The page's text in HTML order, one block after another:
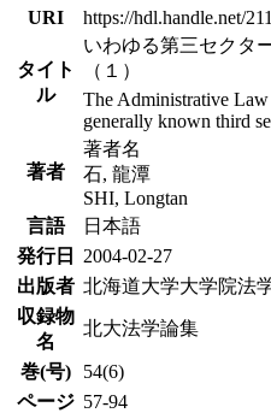
URI
https://hdl.handle.net/
タイト
ル
いわゆる第三セクタ
（１）
The Administrative
generally known third
著者
著者名
石, 龍潭
SHI, Longtan
言語
日本語
発行日
2004-02-27
出版者 北海道大学大学院法
収録物
名
北大法学論集
巻(号)
54(6)
ページ 57-94